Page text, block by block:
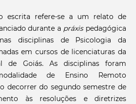
escrita refere-se a um relato de
durante a práxispedagógica
disciplinas de Psicologia da
em cursos de licenciaturas da
de Goiás. As disciplinas foram
de Ensino Remoto
decorrer do segundo semestre de
às resoluções e diretrizes